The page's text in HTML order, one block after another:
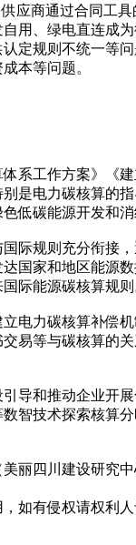
应商通过合同工
用、绿电直连成
定规则不统一等
本等问题。
系工作方案》《
是电力碳核算的
低碳能源开发和消
际规则充分衔接
国家和地区能源
际能源碳核算规则
电力碳核算补偿
易等与碳核算的
引导和推动企业开
智技术探索核算
丽四川建设研究
如有侵权请权利